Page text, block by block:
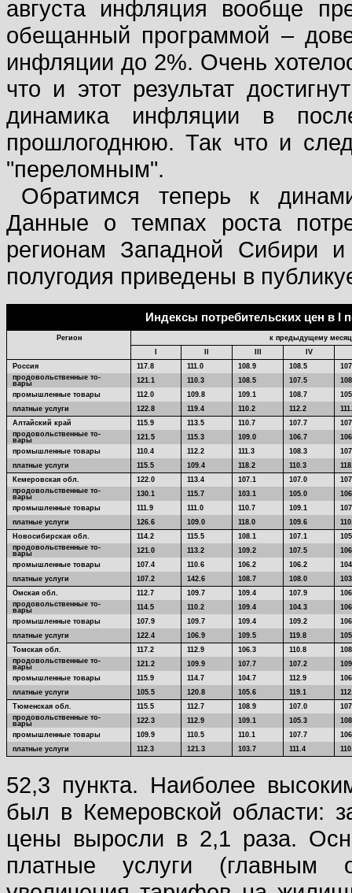
августа инфляция вообще
обещанный программой –
инфляции до 2%. Очень
что и этот результат
динамика инфляции в
прошлогоднюю. Так что и
"переломным".
Обратимся теперь к
Данные о темпах роста
регионам Западной Сибири
полугодия приведены в
Индексы потребительских цен в
Регион
к предыдущему
IV
Россия
117.8 111.0 108.9 108.5
продовольственные то-
вары
121.1 110.3 108.5 107.5
промышленные товары
112.0 109.8 109.1 108.7
платные услуги
122.8 119.4 110.2 112.2
Алтайский кpай
115.9 113.5 110.7 107.7
продовольственные то-
вары
121.5 115.3 109.0 106.7
промышленные товары
110.4 112.2 111.3 108.3
платные услуги
115.5 109.4 118.2 110.3
Кемеpовская обл.
122.0 113.4 107.1 107.0
продовольственные то-
вары
130.1 115.7 103.1 105.0
промышленные товары
111.9 111.0 110.7 109.1
платные услуги
126.6 109.0 118.0 109.6
Новосибиpская обл.
114.2 115.5 108.1 107.1
продовольственные то-
вары
121.0 113.2 109.2 107.5
промышленные товары
107.4 110.6 106.2 106.2
платные услуги
107.2 142.6 108.7 108.0
Омская обл.
112.7 109.7 109.4 107.9
продовольственные то-
вары
114.5 110.2 109.4 104.3
промышленные товары
107.9 109.7 109.4 109.2
платные услуги
122.4 106.9 109.5 119.8
Томская обл.
117.2 112.9 106.3 110.8
продовольственные то-
вары
121.2 109.9 107.7 107.2
промышленные товары
115.9 114.7 104.7 112.9
платные услуги
105.5 120.8 105.6 119.1
Тюменская обл.
115.5 112.7 108.9 107.0
продовольственные то-
вары
122.3 112.9 109.1 105.3
промышленные товары
109.9 110.5 110.1 107.7
платные услуги
112.3 121.3 103.7 111.4
52,3 пункта. Наиболее
был в Кемеровской области:
цены выросли в 2,1 раза.
платные услуги (главным